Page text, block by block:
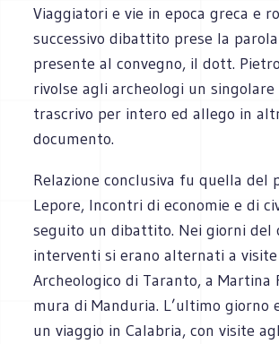
Viaggiatori e vie in epoca greca e
successivo dibattito prese la
presente al convegno, il dott.
rivolse agli archeologi un singolare
trascrivo per intero ed allego in
documento.
Relazione conclusiva fu quella del
Lepore, Incontri di economie e di
seguito un dibattito. Nei giorni del
interventi si erano alternati a visite
Archeologico di Taranto, a Martina
mura di Manduria. L’ultimo giorno
un viaggio in Calabria, con visite